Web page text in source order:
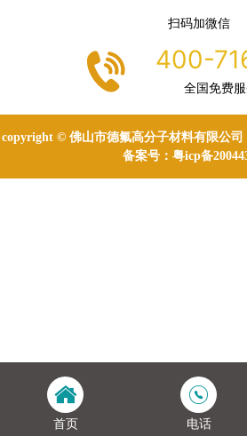
扫码加微信
400-
全国免费
copyright © 佛山市德氟高分子材料有限公司
备案号： 粤icp备
首页 电话